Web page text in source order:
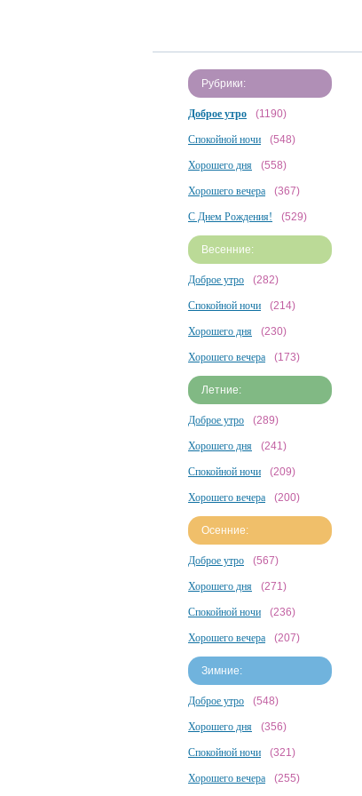
Рубрики:
Доброе утро (1190)
Спокойной ночи (548)
Хорошего дня (558)
Хорошего вечера (367)
С Днем Рождения! (529)
Весенние:
Доброе утро (282)
Спокойной ночи (214)
Хорошего дня (230)
Хорошего вечера (173)
Летние:
Доброе утро (289)
Хорошего дня (241)
Спокойной ночи (209)
Хорошего вечера (200)
Осенние:
Доброе утро (567)
Хорошего дня (271)
Спокойной ночи (236)
Хорошего вечера (207)
Зимние:
Доброе утро (548)
Хорошего дня (356)
Спокойной ночи (321)
Хорошего вечера (255)